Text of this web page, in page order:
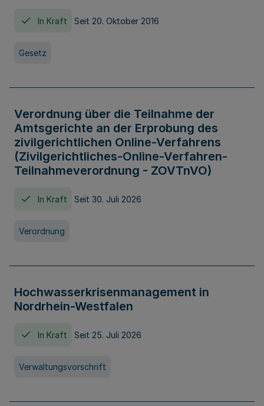
In Kraft Seit 20. Oktober 2016
Gesetz
Verordnung über die Teilnahme der
Amtsgerichte an der Erprobung des
zivilgerichtlichen Online-Verfahrens
(Zivilgerichtliches-Online-Verfahren-
Teilnahmeverordnung - ZOVTnVO)
In Kraft Seit 30. Juli 2026
Verordnung
Hochwasserkrisenmanagement in
Nordrhein-Westfalen
In Kraft Seit 25. Juli 2026
Verwaltungsvorschrift